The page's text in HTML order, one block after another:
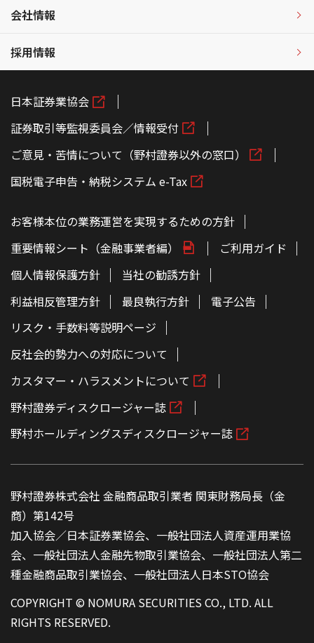
会社情報
採用情報
日本証券業協会
証券取引等監視委員会／情報受付
ご意見・苦情について（野村證券以外の窓口）
国税電子申告・納税システム e-Tax
お客様本位の業務運営を実現するための方針
重要情報シート（金融事業者編）
ご利用ガイド
個人情報保護方針
当社の勧誘方針
利益相反管理方針
最良執行方針
電子公告
リスク・手数料等説明ページ
反社会的勢力への対応について
カスタマー・ハラスメントについて
野村證券ディスクロージャー誌
野村ホールディングスディスクロージャー誌
野村證券株式会社 金融商品取引業者 関東財務局長（金
商）第142号
加入協会／日本証券業協会、一般社団法人資産運用業協
会、一般社団法人金融先物取引業協会、一般社団法人第二
種金融商品取引業協会、一般社団法人日本STO協会
COPYRIGHT © NOMURA SECURITIES CO., LTD. ALL
RIGHTS RESERVED.